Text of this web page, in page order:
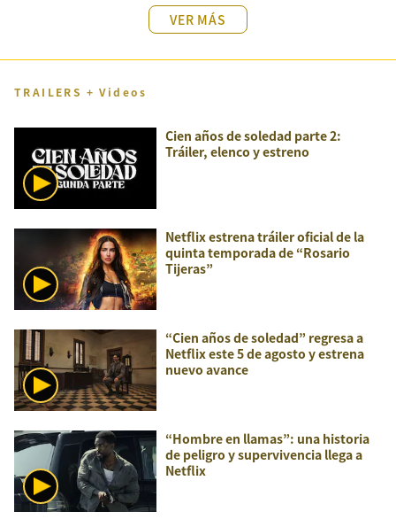
VER MÁS
TRAILERS + Videos
Cien años de soledad parte 2:
Tráiler, elenco y estreno
Netflix estrena tráiler oficial de la
quinta temporada de “Rosario
Tijeras”
“Cien años de soledad” regresa a
Netflix este 5 de agosto y estrena
nuevo avance
“Hombre en llamas”: una historia
de peligro y supervivencia llega a
Netflix